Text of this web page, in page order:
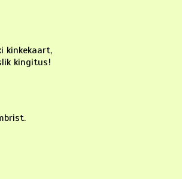
kinkekaart,
kingitus!